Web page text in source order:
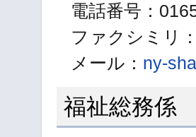
電話番号：
ファクシミリ
メール： ny-
福祉総務係